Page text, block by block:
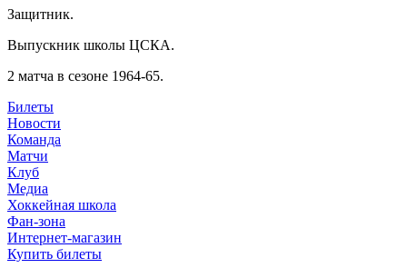
Защитник.
Выпускник школы ЦСКА.
2 матча в сезоне 1964-65.
Билеты
Новости
Команда
Матчи
Клуб
Медиа
Хоккейная школа
Фан-зона
Интернет-магазин
Купить билеты